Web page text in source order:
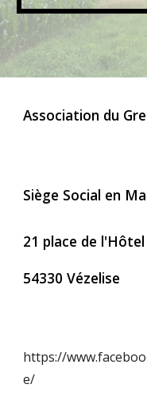
Association du
Siège Social en
21 place de l'Hôtel
54330 Vézelise
https://
e/